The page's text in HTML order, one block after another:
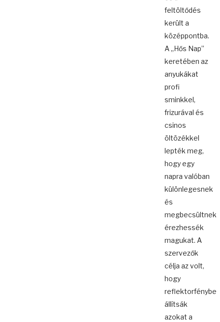
feltöltődés
került a
középpontba.
A „Hős Nap”
keretében az
anyukákat
profi
sminkkel,
frizurával és
csinos
öltözékkel
lepték meg,
hogy egy
napra valóban
különlegesnek
és
megbecsültnek
érezhessék
magukat. A
szervezők
célja az volt,
hogy
reflektorfénybe
állítsák
azokat a